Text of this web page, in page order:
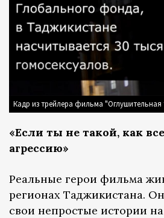
Кадр из трейлера фильма
«Если ты не такой, как
агрессию»
Реальные герои фильма
регионах Таджикистана.
свои непростые истории